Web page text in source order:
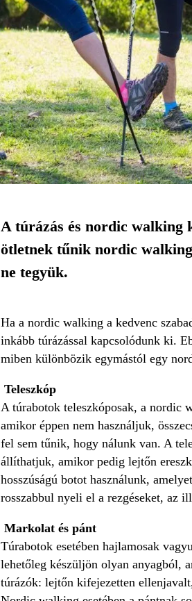
A túrázás és nordic walking
ötletnek tűnik nordic
ne tegyük.
Ha a nordic walking a kedvenc
inkább túrázással kapcsolódunk ki.
miben különbözik egymástól egy
Teleszkóp
A túrabotok teleszkóposak, a nordic
amikor éppen nem használjuk,
fel sem tűnik, hogy nálunk van. A
állíthatjuk, amikor pedig lejtőn
hosszúságú botot használunk,
rosszabbul nyeli el a rezgéseket, az
Markolat és pánt
Túrabotok esetében hajlamosak
lehetőleg készüljön olyan anyagból,
túrázók: lejtőn kifejezetten